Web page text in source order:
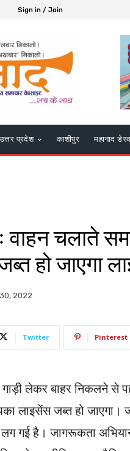
Sign in / Join
उत्तर प्रदेश काशीपुर महानाद
चलाते
हो जाएगा
2022
Twitter Pinterest
गाड़ी लेकर बाहर निकलने
लाइसेंस जब्त हो जाएगा।
गई है। जागरूकता